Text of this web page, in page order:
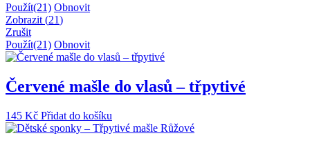
Použít(21) Obnovit
Zobrazit (21)
Zrušit
Použít(21) Obnovit
Červené mašle do vlasů – třpytivé
145 Kč Přidat do košíku